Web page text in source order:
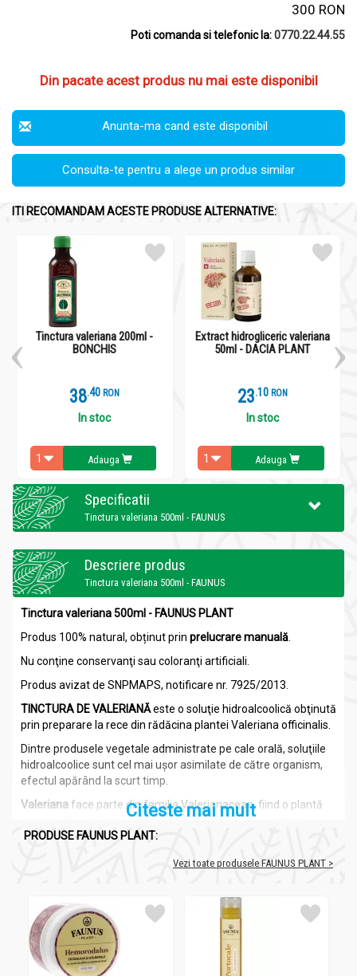
300 RON
Poti comanda si telefonic la:0770.22.44.55
Din pacate acest produs nu mai este disponibil
Anunta-ma cand este disponibil
Consulta-te pentru a alege un produs similar
ITI RECOMANDAM ACESTE PRODUSE ALTERNATIVE:
Tinctura valeriana 200ml -
BONCHIS
38.4 RON
In stoc
Adauga
Extract hidrogliceric valeriana
50ml - DACIA PLANT
23.1 RON
In stoc
Adauga
Specificatii
Tinctura valeriana 500ml - FAUNUS
Descriere produs
Tinctura valeriana 500ml - FAUNUS
Tinctura valeriana 500ml - FAUNUS PLANT
Produs 100% natural, obținut prin prelucrare manuală.
Nu conţine conservanţi sau coloranţi artificiali.
Produs avizat de SNPMAPS, notificare nr. 7925/2013.
TINCTURA DE VALERIANĂeste o soluţie hidroalcoolică obţinută
prin preparare la rece din rădăcina plantei Valeriana officinalis.
Dintre produsele vegetale administrate pe cale orală, soluţiile
hidroalcoolice sunt cel mai uşor asimilate de către organism,
efectul apărând la scurt timp.
Valeriana face parte din familia Valerianaceae, fiind o plantă
cunoscută şi utilizată încă din antichitate. Grecii şi romanii o
foloseau ca sedativ şi anxiolitic, iar Hypocrate utiliza planta ca
În medicina populară românească valeriana era considerată
plantă magică deoarece alungă demonii, ielele şi toate spiritele
rele, motiv pentru care se utiliza în stări de rătăcire a minţii,
posesie demoniacă sau halucinaţii.
Citeste mai mult
PRODUSE FAUNUS PLANT:
Vezi toate produsele FAUNUS PLANT >